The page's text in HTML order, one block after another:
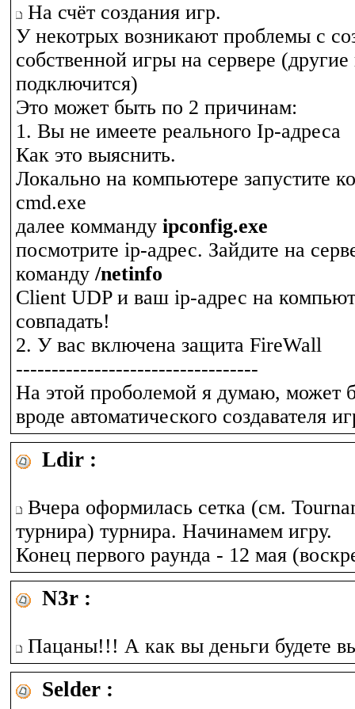
На счёт создания игр.
У некотрых возникают проблемы с
собственной игры на сервере
подключится)
Это может быть по 2 причинам:
1. Вы не имеете реального Ip-адреса
Как это выяснить.
Локально на компьютере запустите
cmd.exe
далее комманду ipconfig.exe
посмотрите ip-адрес. Зайдите на
команду /netinfo
Client UDP и ваш ip-адрес на
совпадать!
2. У вас включена защита FireWall
----------------------------------
На этой проболемой я думаю, может
вроде автоматического создавателя
Ldir :
Вчера оформилась сетка (см.
турнира) турнира. Начинамем игру.
Конец первого раунда - 12 мая
N3r :
Пацаны!!! А как вы деньги будете
Selder :